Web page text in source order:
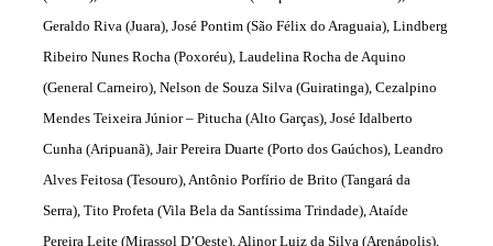
Geraldo Riva (Juara), José Pontim (São Félix do Araguaia), Lindberg
Ribeiro Nunes Rocha (Poxoréu), Laudelina Rocha de Aquino
(General Carneiro), Nelson de Souza Silva (Guiratinga), Cezalpino
Mendes Teixeira Júnior – Pitucha (Alto Garças), José Idalberto
Cunha (Aripuanã), Jair Pereira Duarte (Porto dos Gaúchos), Leandro
Alves Feitosa (Tesouro), Antônio Porfírio de Brito (Tangará da
Serra), Tito Profeta (Vila Bela da Santíssima Trindade), Ataíde
Pereira Leite (Mirassol D’Oeste), Alinor Luiz da Silva (Arenápolis),